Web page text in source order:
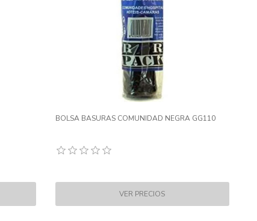
BOLSA BASURAS COMUNIDAD NEGRA GG110